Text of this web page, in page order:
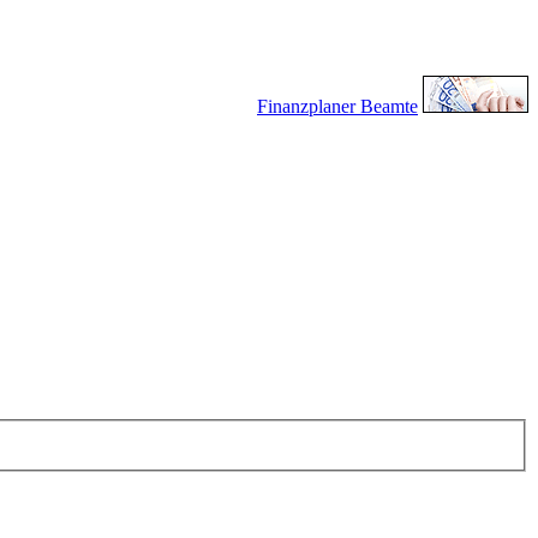
Finanzplaner Beamte